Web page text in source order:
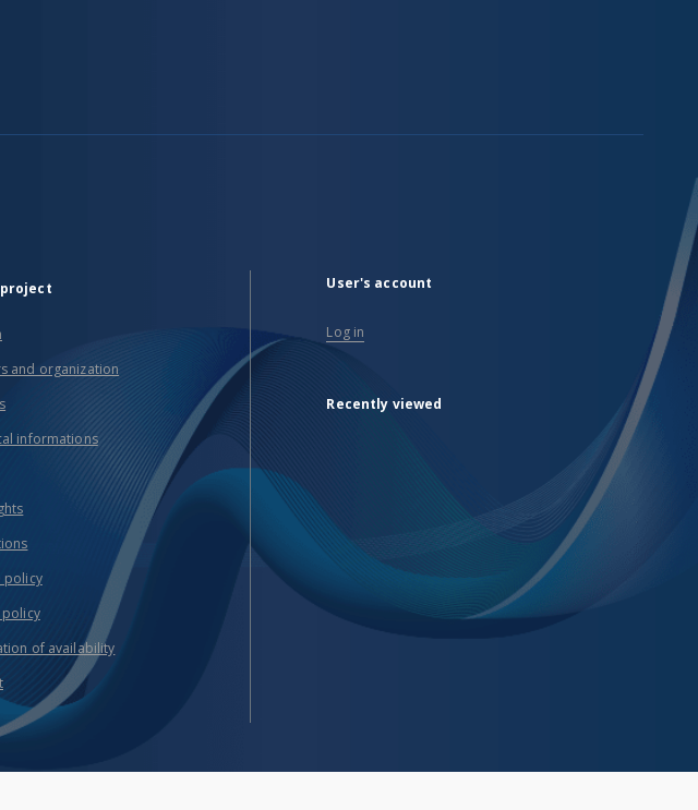
and organization
informations
policy
policy
of availability
User's account
Log in
Recently viewed